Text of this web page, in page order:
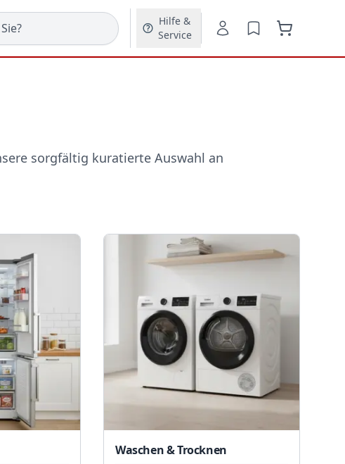
Hilfe &
Service
sorgfältig kuratierte Auswahl an
Waschen & Trocknen